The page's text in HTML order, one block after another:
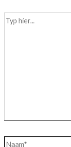
Typ
Naam*